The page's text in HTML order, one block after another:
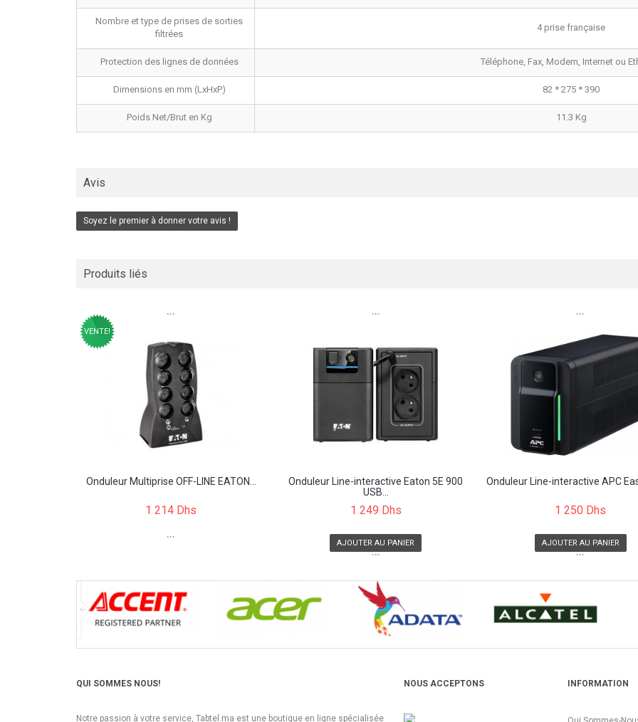
Nombre et type de prises de sorties
filtrées
4 prise française
Protection des lignes de données Téléphone, Fax, Modem, Internet ou
Dimensions en mm (LxHxP) 82 * 275 * 390
Poids Net/Brut en Kg 11.3 Kg
Avis
Soyez le premier à donner votre avis !
Produits liés
```
VENTE!
Onduleur Multiprise OFF-LINE EATON...
1 214 Dhs
```
```
Onduleur Line-interactive Eaton 5E 900
USB...
1 249 Dhs
AJOUTER AU PANIER
```
```
Onduleur Line-interactive APC
1 250 Dhs
AJOUTER AU PANIER
```
QUI SOMMES NOUS!
Notre passion à votre service, Tabtel.ma est une boutique en ligne spécialisée
NOUS ACCEPTONS INFORMATION